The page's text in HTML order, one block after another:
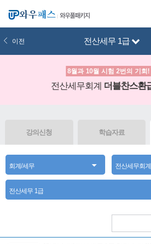
와우풀패키지
전산세무 1급
이전
8월과 10월 시험 2번의 기회!
전산세무회계더블찬스환급반!
강의신청 학습자료
회계/세무 전산세무회계
전산세무 1급